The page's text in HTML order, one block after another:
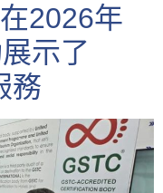
2026年
示了
務